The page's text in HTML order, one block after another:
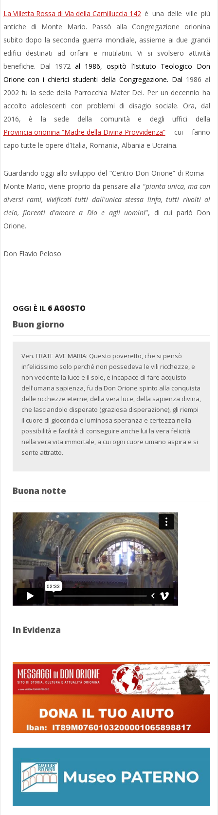
La Villetta Rossa di Via della Camilluccia 142è una delle ville più
antiche di Monte Mario. Passò alla Congregazione orionina
subito dopo la seconda guerra mondiale, assieme ai due grandi
edifici destinati ad orfani e mutilatini. Vi si svolsero attività
benefiche. Dal 1972al 1986, ospitò l’Istituto Teologico Don
Orione con i chierici studenti della Congregazione. Dal 1986 al
2002 fu la sede della Parrocchia Mater Dei. Per un decennio ha
accolto adolescenti con problemi di disagio sociale. Ora, dal
2016, è la sede della comunità e degli uffici della
Provincia orionina “Madre della Divina Provvidenza”cui fanno
capo tutte le opere d’Italia, Romania, Albania e Ucraina.
Guardando oggi allo sviluppo del “Centro Don Orione” di Roma –
Monte Mario, viene proprio da pensare alla “pianta unica, ma con
diversi rami, vivificati tutti dall'unica stessa linfa, tutti rivolti al
cielo, fiorenti d'amore a Dio e agli uomini”, di cui parlò Don
Orione.
Don Flavio Peloso
OGGI È IL 6 AGOSTO
Buon giorno
Ven. FRATE AVE MARIA: Questo poveretto, che si pensò
infelicissimo solo perché non possedeva le vili ricchezze, e
non vedente la luce e il sole, e incapace di fare acquisto
dell'umana sapienza, fu da Don Orione spinto alla conquista
delle ricchezze eterne, della vera luce, della sapienza divina,
che lasciandolo disperato (graziosa disperazione), gli riempi
il cuore di gioconda e luminosa speranza e certezza nella
possibilità e facilità di conseguire anche lui la vera felicità
nella vera vita immortale, a cui ogni cuore umano aspira e si
sente attratto.
Buona notte
In Evidenza